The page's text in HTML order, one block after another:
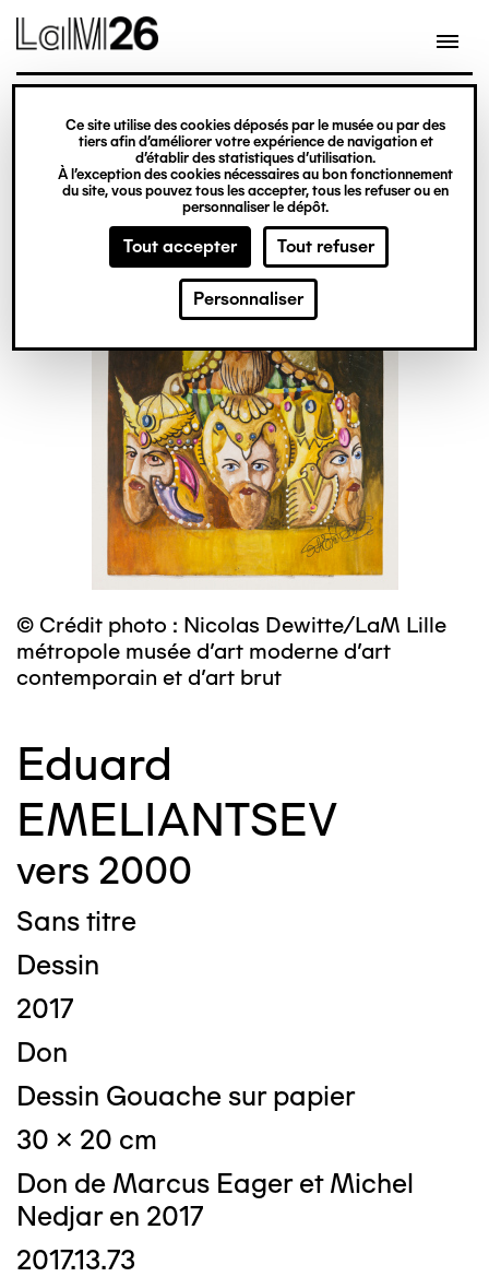
Gestion des cookies
Ce site utilise des cookies déposés par le musée ou par des
tiers afin d’améliorer votre expérience de navigation et
d’établir des statistiques d’utilisation.
À l’exception des cookies nécessaires au bon fonctionnement
du site, vous pouvez tous les accepter, tous les refuser ou en
personnaliser le dépôt.
Tout accepter Tout refuser
Personnaliser
contenu
© Crédit photo : Nicolas Dewitte/LaM Lille
métropole musée d’art moderne d’art
contemporain et d’art brut
Eduard
EMELIANTSEV
vers 2000
Sans titre
Dessin
2017
Don
Dessin Gouache sur papier
30 x 20 cm
Don de Marcus Eager et Michel
Nedjar en 2017
2017.13.73